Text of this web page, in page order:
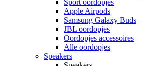
Sport oordopjes
Apple Airpods
Samsung Galaxy Buds
JBL oordopjes
Oordopjes accessoires
Alle oordopjes
Speakers